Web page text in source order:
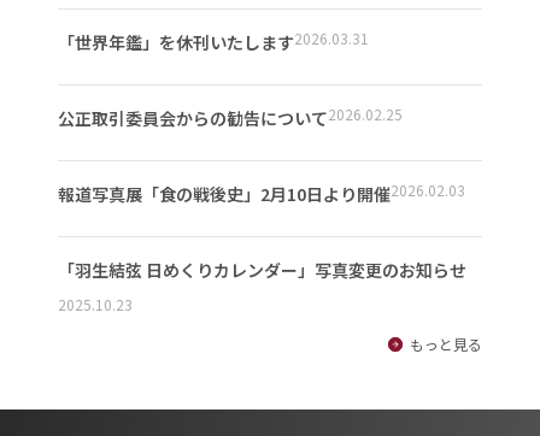
「世界年鑑」を休刊いたします2026.03.31
公正取引委員会からの勧告について2026.02.25
報道写真展「食の戦後史」2月10日より開催2026.02.03
「羽生結弦 日めくりカレンダー」写真変更のお知らせ
2025.10.23
もっと見る